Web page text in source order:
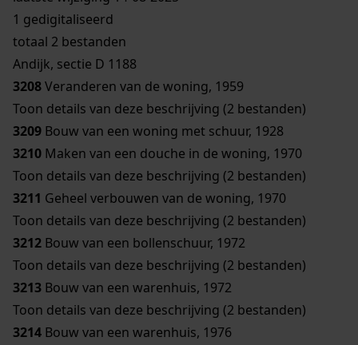
1 gedigitaliseerd
totaal 2 bestanden
Andijk, sectie D 1188
3208Veranderen van de woning, 1959
Toon details van deze beschrijving (2 bestanden)
3209 Bouw van een woning met schuur, 1928
3210 Maken van een douche in de woning, 1970
Toon details van deze beschrijving (2 bestanden)
3211 Geheel verbouwen van de woning, 1970
Toon details van deze beschrijving (2 bestanden)
3212 Bouw van een bollenschuur, 1972
Toon details van deze beschrijving (2 bestanden)
3213 Bouw van een warenhuis, 1972
Toon details van deze beschrijving (2 bestanden)
3214 Bouw van een warenhuis, 1976